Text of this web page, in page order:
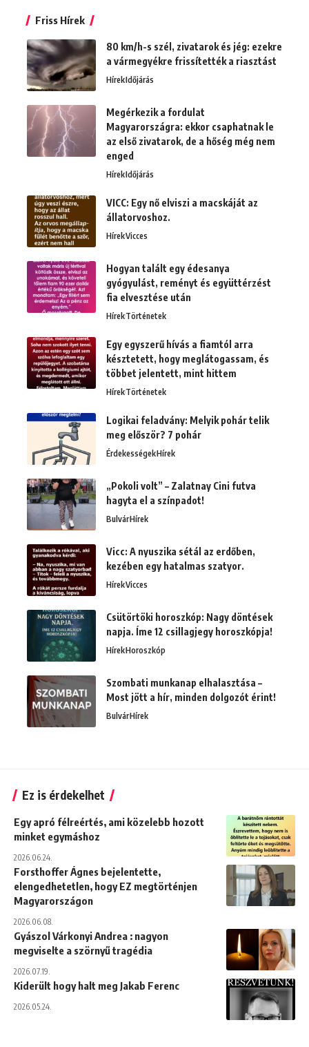
Friss Hírek
80 km/h-s szél, zivatarok és jég: ezekre
a vármegyékre frissítették a riasztást
HírekIdőjárás
Megérkezik a fordulat
Magyarországra: ekkor csaphatnak le
az első zivatarok, de a hőség még nem
enged
HírekIdőjárás
VICC: Egy nő elviszi a macskáját az
állatorvoshoz.
HírekVicces
Hogyan talált egy édesanya
gyógyulást, reményt és együttérzést
fia elvesztése után
HírekTörténetek
Egy egyszerű hívás a fiamtól arra
késztetett, hogy meglátogassam, és
többet jelentett, mint hittem
HírekTörténetek
Logikai feladvány: Melyik pohár telik
meg először? 7 pohár
ÉrdekességekHírek
„Pokoli volt” – Zalatnay Cini futva
hagyta el a színpadot!
BulvárHírek
Vicc: A nyuszika sétál az erdőben,
kezében egy hatalmas szatyor.
HírekVicces
Csütörtöki horoszkóp: Nagy döntések
napja. Íme 12 csillagjegy horoszkópja!
HírekHoroszkóp
Szombati munkanap elhalasztása –
Most jött a hír, minden dolgozót érint!
BulvárHírek
Ez is érdekelhet
Egy apró félreértés, ami közelebb hozott
minket egymáshoz
2026.06.24.
Forsthoffer Ágnes bejelentette,
elengedhetetlen, hogy EZ megtörténjen
Magyarországon
2026.06.08.
Gyászol Várkonyi Andrea : nagyon
megviselte a szörnyű tragédia
2026.07.19.
Kiderült hogy halt meg Jakab Ferenc
2026.05.24.